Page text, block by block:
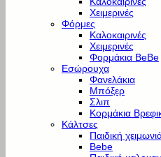
Χειμερινές
Φόρμες
Καλοκαιρινές
Χειμερινές
Φορμάκια BeBe
Εσώρουχα
Φανελάκια
Μπόξερ
Σλιπ
Κορμάκια
Κάλτσες
Παιδική
Bebe